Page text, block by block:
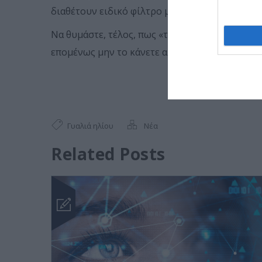
διαθέτουν ειδικό φίλτρο μέγιστης
Να θυμάστε, τέλος, πως «τα γυαλιά ηλίου, όσο
επομένως μην το κάνετε αυτό ποτέ και για
Γυαλιά ηλίου Νέα
Related Posts